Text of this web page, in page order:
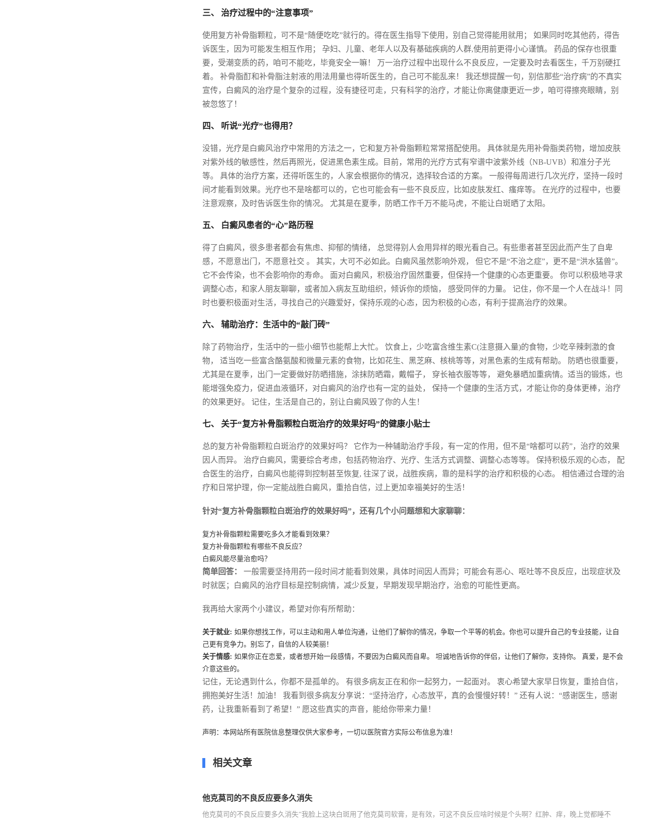
三、 治疗过程中的“注意事项”
使用复方补骨脂颗粒，可不是“随便吃吃”就行的。得在医生指导下使用，别自己觉得能用就用； 如果同时吃其他药，得告
诉医生，因为可能发生相互作用； 孕妇、儿童、老年人以及有基础疾病的人群,使用前更得小心谨慎。 药品的保存也很重
要，受潮变质的药，咱可不能吃，毕竟安全一嘛！ 万一治疗过程中出现什么不良反应，一定要及时去看医生，千万别硬扛
着。 补骨脂酊和补骨脂注射液的用法用量也得听医生的，自己可不能乱来！ 我还想提醒一句，别信那些“治疗病”的不真实
宣传，白癜风的治疗是个复杂的过程，没有捷径可走，只有科学的治疗，才能让你离健康更近一步，咱可得擦亮眼睛，别
被忽悠了！
四、 听说“光疗”也得用？
没错，光疗是白癜风治疗中常用的方法之一，它和复方补骨脂颗粒常常搭配使用。 具体就是先用补骨脂类药物，增加皮肤
对紫外线的敏感性，然后再照光，促进黑色素生成。目前，常用的光疗方式有窄谱中波紫外线（NB-UVB）和准分子光
等。 具体的治疗方案，还得听医生的，人家会根据你的情况，选择较合适的方案。 一般得每周进行几次光疗，坚持一段时
间才能看到效果。光疗也不是啥都可以的，它也可能会有一些不良反应，比如皮肤发红、瘙痒等。 在光疗的过程中，也要
注意观察，及时告诉医生你的情况。 尤其是在夏季，防晒工作千万不能马虎，不能让白斑晒了太阳。
五、 白癜风患者的“心”路历程
得了白癜风，很多患者都会有焦虑、抑郁的情绪， 总觉得别人会用异样的眼光看自己。有些患者甚至因此而产生了自卑
感，不愿意出门，不愿意社交 。 其实，大可不必如此。白癜风虽然影响外观， 但它不是“不治之症”，更不是“洪水猛兽”。
它不会传染，也不会影响你的寿命。 面对白癜风，积极治疗固然重要，但保持一个健康的心态更重要。 你可以积极地寻求
调整心态，和家人朋友聊聊，或者加入病友互助组织，倾诉你的烦恼， 感受同伴的力量。 记住，你不是一个人在战斗！同
时也要积极面对生活，寻找自己的兴趣爱好，保持乐观的心态，因为积极的心态，有利于提高治疗的效果。
六、 辅助治疗：生活中的“敲门砖”
除了药物治疗，生活中的一些小细节也能帮上大忙。 饮食上，少吃富含维生素C(注意摄入量)的食物，少吃辛辣刺激的食
物， 适当吃一些富含酪氨酸和微量元素的食物，比如花生、黑芝麻、核桃等等，对黑色素的生成有帮助。 防晒也很重要，
尤其是在夏季，出门一定要做好防晒措施，涂抹防晒霜，戴帽子， 穿长袖衣服等等， 避免暴晒加重病情。适当的锻炼，也
能增强免疫力，促进血液循环，对白癜风的治疗也有一定的益处， 保持一个健康的生活方式，才能让你的身体更棒，治疗
的效果更好。 记住，生活是自己的，别让白癜风毁了你的人生！
七、 关于“复方补骨脂颗粒白斑治疗的效果好吗”的健康小贴士
总的复方补骨脂颗粒白斑治疗的效果好吗？ 它作为一种辅助治疗手段，有一定的作用，但不是“啥都可以药”，治疗的效果
因人而异。 治疗白癜风，需要综合考虑，包括药物治疗、光疗、生活方式调整、调整心态等等。 保持积极乐观的心态， 配
合医生的治疗，白癜风也能得到控制甚至恢复, 往深了说，战胜疾病，靠的是科学的治疗和积极的心态。 相信通过合理的治
疗和日常护理，你一定能战胜白癜风，重拾自信，过上更加幸福美好的生活！
针对“复方补骨脂颗粒白斑治疗的效果好吗”，还有几个小问题想和大家聊聊：
复方补骨脂颗粒需要吃多久才能看到效果？
复方补骨脂颗粒有哪些不良反应？
白癜风能尽量治愈吗？
简单回答：
一般需要坚持用药一段时间才能看到效果，具体时间因人而异；可能会有恶心、呕吐等不良反应，出现症状及
时就医；白癜风的治疗目标是控制病情，减少反复，早期发现早期治疗，治愈的可能性更高。
我再给大家两个小建议，希望对你有所帮助：
关于就业: 如果你想找工作，可以主动和用人单位沟通，让他们了解你的情况，争取一个平等的机会。你也可以提升自己的专业技能，让自
己更有竞争力。别忘了，自信的人较美丽！
关于情感: 如果你正在恋爱，或者想开始一段感情，不要因为白癜风而自卑。 坦诚地告诉你的伴侣，让他们了解你，支持你。 真爱，是不会
介意这些的。
记住，无论遇到什么，你都不是孤单的。 有很多病友正在和你一起努力，一起面对。 衷心希望大家早日恢复，重拾自信，
拥抱美好生活！加油！ 我看到很多病友分享说：“坚持治疗，心态放平，真的会慢慢好转！” 还有人说：“感谢医生，感谢
药，让我重新看到了希望！” 愿这些真实的声音，能给你带来力量！
声明：本网站所有医院信息整理仅供大家参考，一切以医院官方实际公布信息为准！
相关文章
他克莫司的不良反应要多久消失
他克莫司的不良反应要多久消失“我脸上这块白斑用了他克莫司软膏，是有效，可这不良反应啥时候是个头啊？红肿、痒，晚上觉都睡不